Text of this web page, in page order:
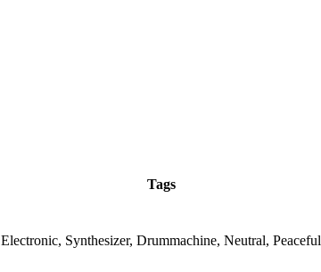
Tags
Electronic, Synthesizer, Drummachine, Neutral, Peaceful